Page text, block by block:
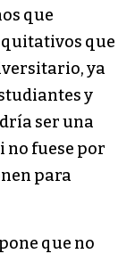
que
que
ya
y
ser una
fuese por
para
que no